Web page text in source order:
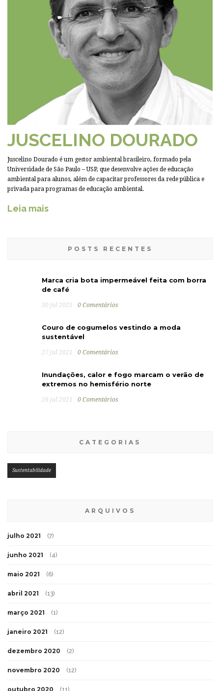
JUSCELINO DOURADO
Juscelino Dourado é um gestor ambiental brasileiro, formado pela
Universidade de São Paulo – USP, que desenvolve ações de educação
ambiental para alunos, além de capacitar professores da rede pública e
privada para programas de educação ambiental.
Leia mais
POSTS RECENTES
Marca cria bota impermeável feita com borra
de café
30 jul 2021 0 Comentários
Couro de cogumelos vestindo a moda
sustentável
27 jul 2021 0 Comentários
Inundações, calor e fogo marcam o verão de
extremos no hemisfério norte
26 jul 2021 0 Comentários
CATEGORIAS
Sustentabilidade
ARQUIVOS
julho 2021 (7)
junho 2021 (4)
maio 2021 (6)
abril 2021 (13)
março 2021 (1)
janeiro 2021 (12)
dezembro 2020 (2)
novembro 2020 (12)
outubro 2020 (11)